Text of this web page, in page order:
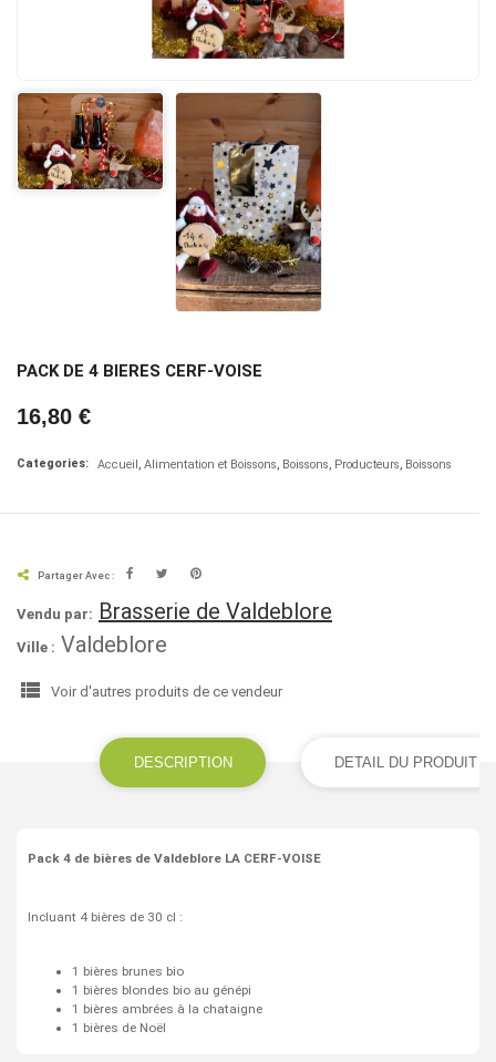
PACK DE 4 BIERES CERF-VOISE
16,80 €
Categories: Accueil Alimentation et Boissons Boissons Producteurs Boissons
Partager Avec :
Vendu par: Brasserie de Valdeblore
Ville : Valdeblore
view_list
Voir d'autres produits de ce vendeur
DESCRIPTION DETAIL DU PRODUIT
Pack 4 de bières de Valdeblore LA CERF-VOISE
Incluant 4 bières de 30 cl :
1 bières brunes bio
1 bières blondes bio au génépi
1 bières ambrées à la chataigne
1 bières de Noël